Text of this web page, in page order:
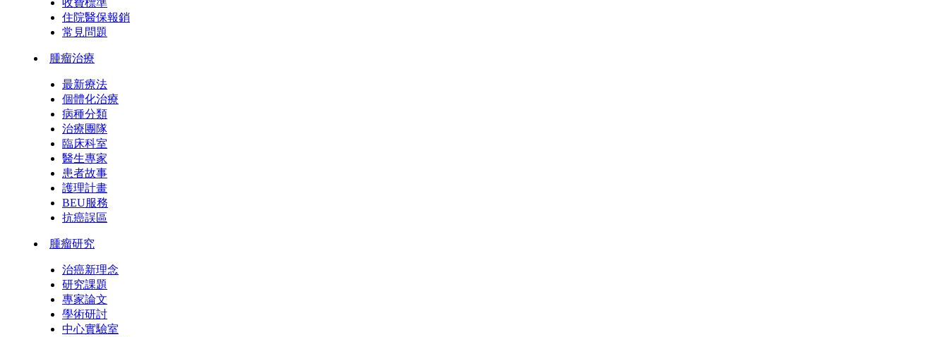
收費標準
住院醫保報銷
常見問題
腫瘤治療
最新療法
個體化治療
病種分類
治療團隊
臨床科室
醫生專家
患者故事
護理計畫
BEU服務
抗癌誤區
腫瘤研究
治癌新理念
研究課題
專家論文
學術研討
中心實驗室